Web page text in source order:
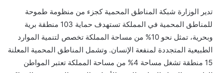
تدير الوزارة شبكة المناطق المحمية كجزء من منظومة طموحة
للمناطق المحمية في المملكة تستهدف حماية 103 منطقة برية
وبحرية، تمثل نحو 10% من مساحة المملكة تخصص لتنمية الموارد
الطبيعية المتجددة لمنفعة الإنسان. وتشمل المناطق المحمية المعلنة
15 منطقة تشغل مساحة 4% من مساحة المملكة تعتبر المواطن